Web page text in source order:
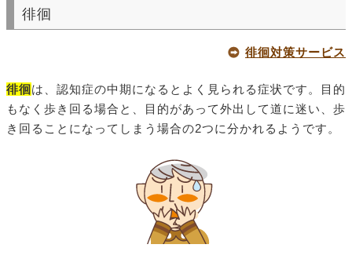
徘徊
徘徊対策サービス
徘徊は、認知症の中期になるとよく見られる症状です。目的
もなく歩き回る場合と、目的があって外出して道に迷い、歩
き回ることになってしまう場合の2つに分かれるようです。